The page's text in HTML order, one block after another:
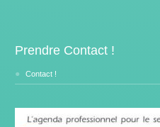
Prendre Contact !
Contact !